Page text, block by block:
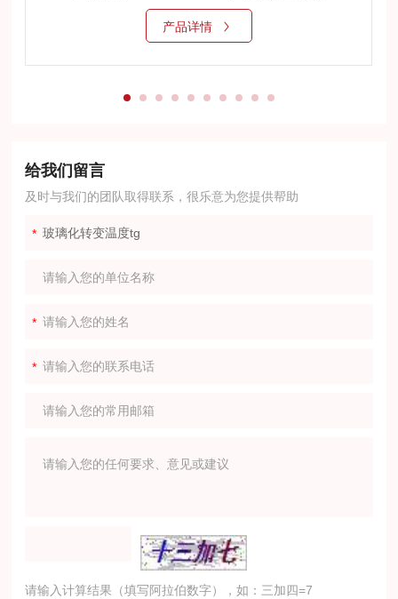
产品详情
给我们留言
及时与我们的团队取得联系，很乐意为您提供帮助
请输入计算结果（填写阿拉伯数字），如：三加四=7